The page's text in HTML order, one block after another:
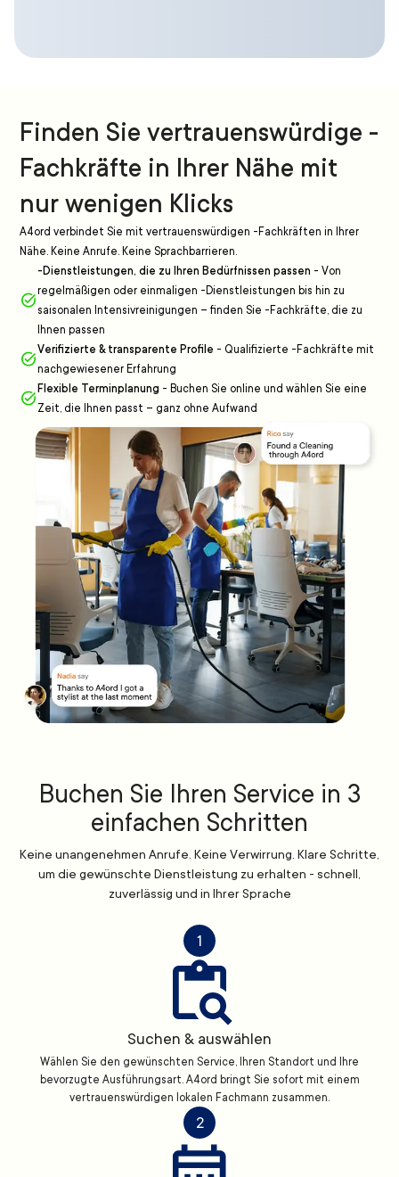
Finden Sie vertrauenswürdige -
Fachkräfte in Ihrer Nähe mit
nur wenigen Klicks
A4ord verbindet Sie mit vertrauenswürdigen -Fachkräften in Ihrer
Nähe. Keine Anrufe. Keine Sprachbarrieren.
-Dienstleistungen, die zu Ihren Bedürfnissen passen - Von
regelmäßigen oder einmaligen -Dienstleistungen bis hin zu
saisonalen Intensivreinigungen – finden Sie -Fachkräfte, die zu
Ihnen passen
Verifizierte & transparente Profile - Qualifizierte -Fachkräfte mit
nachgewiesener Erfahrung
Flexible Terminplanung - Buchen Sie online und wählen Sie eine
Zeit, die Ihnen passt – ganz ohne Aufwand
Buchen Sie Ihren Service in 3
einfachen Schritten
Keine unangenehmen Anrufe. Keine Verwirrung. Klare Schritte,
um die gewünschte Dienstleistung zu erhalten - schnell,
zuverlässig und in Ihrer Sprache
1
Suchen & auswählen
Wählen Sie den gewünschten Service, Ihren Standort und Ihre
bevorzugte Ausführungsart. A4ord bringt Sie sofort mit einem
vertrauenswürdigen lokalen Fachmann zusammen.
2